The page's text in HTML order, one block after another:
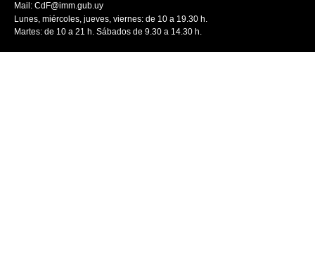
Mail: CdF@imm.gub.uy
Lunes, miércoles, jueves, viernes: de 10 a 19.30 h.
Martes: de 10 a 21 h. Sábados de 9.30 a 14.30 h.